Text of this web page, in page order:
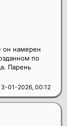
3-01-2026, 00:12
он намерен
по
Парень